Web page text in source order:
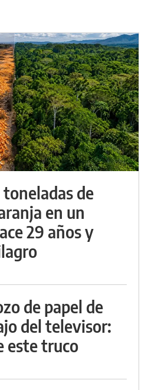
de
en un
29 años y
de papel de
del televisor:
este truco